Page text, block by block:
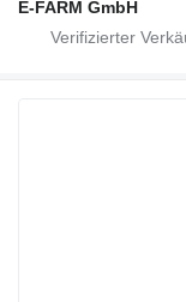
E-FARM GmbH